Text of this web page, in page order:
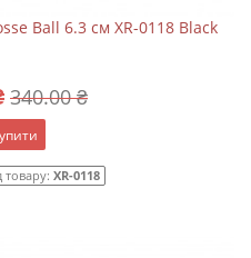
Ball 6.3 см XR-0118 Black
340.00 ₴
товару: XR-0118